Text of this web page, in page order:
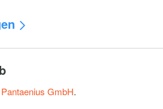
: (Vorauszahlung)
: (Vorauszahlung)
Pantaenius GmbH.